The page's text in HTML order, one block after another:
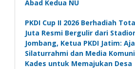
Abad Kedua NU
PKDI Cup II 2026 Berhadiah
Juta Resmi Bergulir dari
Jombang, Ketua PKDI Jatim:
Silaturrahmi dan Media
Kades untuk Memajukan Desa